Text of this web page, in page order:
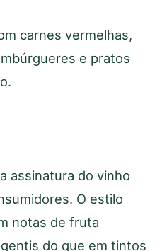
carnes vermelhas,
e pratos
assinatura do vinho
O estilo
notas de fruta
do que em tintos